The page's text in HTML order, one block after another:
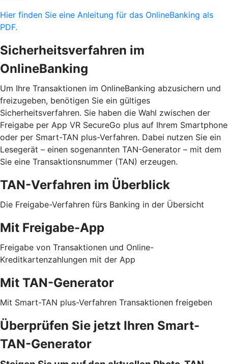
Hier finden Sie eine Anleitung für das OnlineBanking als
PDF.
Sicherheitsverfahren im
OnlineBanking
Um Ihre Transaktionen im OnlineBanking abzusichern und
freizugeben, benötigen Sie ein gültiges
Sicherheitsverfahren. Sie haben die Wahl zwischen der
Freigabe per App VR SecureGo plus auf Ihrem Smartphone
oder per Smart-TAN plus-Verfahren. Dabei nutzen Sie ein
Lesegerät – einen sogenannten TAN-Generator – mit dem
Sie eine Transaktionsnummer (TAN) erzeugen.
TAN-Verfahren im Überblick
Die Freigabe-Verfahren fürs Banking in der Übersicht
Mit Freigabe-App
Freigabe von Transaktionen und Online-
Kreditkartenzahlungen mit der App
Mit TAN-Generator
Mit Smart-TAN plus-Verfahren Transaktionen freigeben
Überprüfen Sie jetzt Ihren Smart-
TAN-Generator